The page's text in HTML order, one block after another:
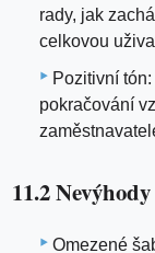
rady, jak
celkovou
Pozitivní
pokračování
11.2 Nevýhody
Omezené